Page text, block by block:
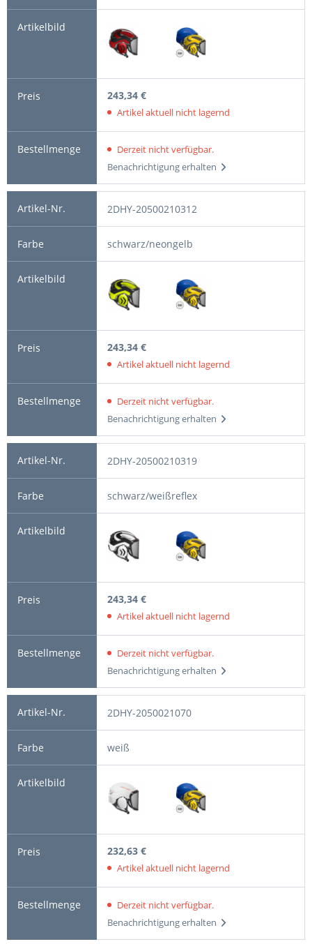
243,34 €
Artikel aktuell nicht lagernd
Derzeit nicht verfügbar.
Benachrichtigung erhalten
2DHY-20500210312
schwarz/neongelb
243,34 €
Artikel aktuell nicht lagernd
Derzeit nicht verfügbar.
Benachrichtigung erhalten
2DHY-20500210319
schwarz/weißreflex
243,34 €
Artikel aktuell nicht lagernd
Derzeit nicht verfügbar.
Benachrichtigung erhalten
2DHY-2050021070
weiß
232,63 €
Artikel aktuell nicht lagernd
Derzeit nicht verfügbar.
Benachrichtigung erhalten